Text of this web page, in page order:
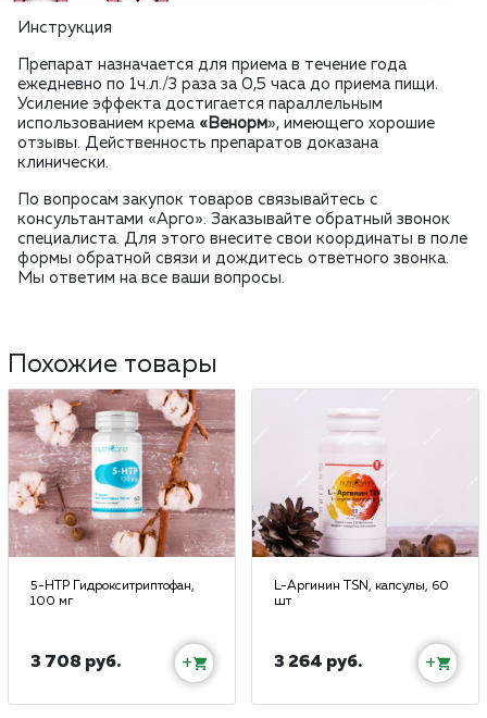
Инструкция
Препарат назначается для приема в течение года
ежедневно по 1ч.л./3 раза за 0,5 часа до приема пищи.
Усиление эффекта достигается параллельным
использованием крема «Венорм», имеющего хорошие
отзывы. Действенность препаратов доказана
клинически.
По вопросам закупок товаров связывайтесь с
консультантами «Арго». Заказывайте обратный звонок
специалиста. Для этого внесите свои координаты в поле
формы обратной связи и дождитесь ответного звонка.
Мы ответим на все ваши вопросы.
Похожие товары
5-HTP Гидрокситриптофан,
100 мг
3 708 руб. +
L-Аргинин TSN, капсулы, 60
шт
3 264 руб. +